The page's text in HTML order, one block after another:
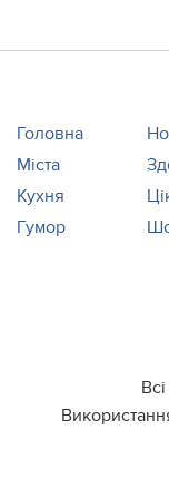
Головна
Міста
Кухня
Гумор